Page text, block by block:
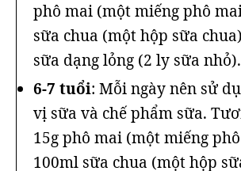
phô mai (một miếng phô
sữa chua (một hộp sữa
sữa dạng lỏng (2 ly sữa nhỏ).
6-7 tuổi: Mỗi ngày nên sử
vị sữa và chế phẩm sữa.
15g phô mai (một miếng
100ml sữa chua (một hộp